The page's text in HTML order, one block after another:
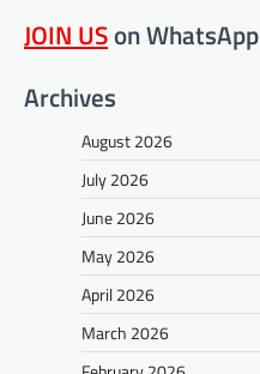
JOIN USon WhatsApp
Archives
August 2026
July 2026
June 2026
May 2026
April 2026
March 2026